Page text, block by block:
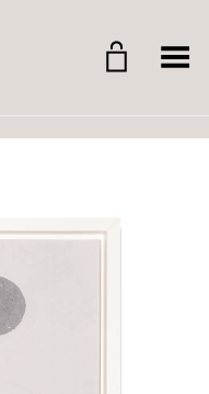
Menü umschalten